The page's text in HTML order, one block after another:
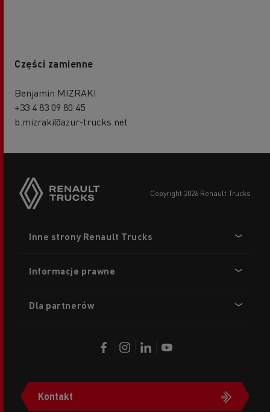
Części zamienne
Benjamin MIZRAKI
+33 4 83 09 80 45
b.mizraki@azur-trucks.net
copyright 2026 Renault Trucks
menu
Inne strony Renault Trucks
Informacje prawne
Dla partnerów
Kontakt